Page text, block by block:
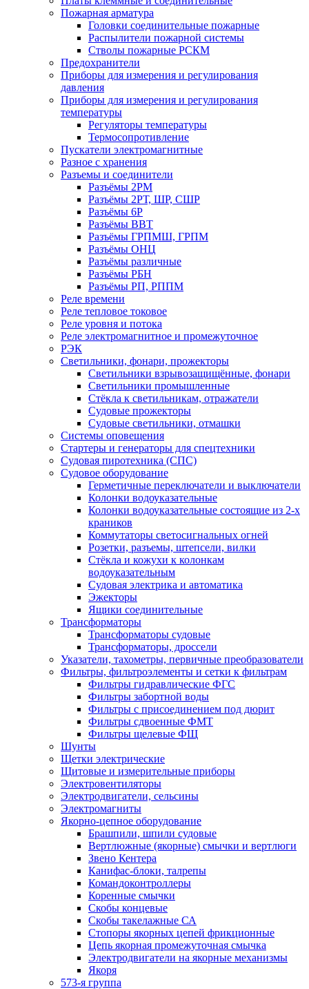
Пожарная арматура
Головки соединительные пожарные
Распылители пожарной системы
Стволы пожарные РСКМ
Предохранители
Приборы для измерения и регулирования
давления
Приборы для измерения и регулирования
температуры
Регуляторы температуры
Термосопротивление
Пускатели электромагнитные
Разное с хранения
Разъемы и соединители
Разъёмы 2РМ
Разъёмы 2РТ, ШР, СШР
Разъёмы 6Р
Разъёмы ВВТ
Разъёмы ГРПМШ, ГРПМ
Разъёмы ОНЦ
Разъёмы различные
Разъёмы РБН
Разъёмы РП, РППМ
Реле времени
Реле тепловое токовое
Реле уровня и потока
Реле электромагнитное и промежуточное
РЭК
Светильники, фонари, прожекторы
Светильники взрывозащищённые, фонари
Светильники промышленные
Стёкла к светильникам, отражатели
Судовые прожекторы
Судовые светильники, отмашки
Системы оповещения
Стартеры и генераторы для спецтехники
Судовая пиротехника (СПС)
Судовое оборудование
Герметичные переключатели и выключатели
Колонки водоуказательные
Колонки водоуказательные состоящие из 2-х
краников
Коммутаторы светосигнальных огней
Розетки, разъемы, штепсели, вилки
Стёкла и кожухи к колонкам
водоуказательным
Судовая электрика и автоматика
Эжекторы
Ящики соединительные
Трансформаторы
Трансформаторы судовые
Трансформаторы, дроссели
Указатели, тахометры, первичные преобразователи
Фильтры, фильтроэлементы и сетки к фильтрам
Фильтры гидравлические ФГС
Фильтры забортной воды
Фильтры с присоединением под дюрит
Фильтры сдвоенные ФМТ
Фильтры щелевые ФЩ
Шунты
Щетки электрические
Щитовые и измерительные приборы
Электровентиляторы
Электродвигатели, сельсины
Электромагниты
Якорно-цепное оборудование
Брашпили, шпили судовые
Вертлюжные (якорные) смычки и вертлюги
Звено Кентера
Канифас-блоки, талрепы
Командоконтроллеры
Коренные смычки
Скобы концевые
Скобы такелажные СА
Стопоры якорных цепей фрикционные
Цепь якорная промежуточная смычка
Электродвигатели на якорные механизмы
Якоря
573-я группа